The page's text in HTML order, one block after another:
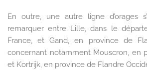
En outre, une autre ligne d’orages
remarquer entre Lille, dans le
France, et Gand, en province de
concernant notamment Mouscron, en
et Kortrijk, en province de Flandre